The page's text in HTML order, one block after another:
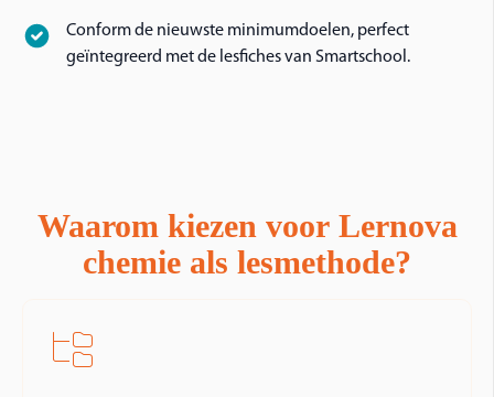
Conform de nieuwste minimumdoelen, perfect
geïntegreerd met de lesfiches van Smartschool.
Waarom kiezen voor Lernova
chemie als lesmethode?